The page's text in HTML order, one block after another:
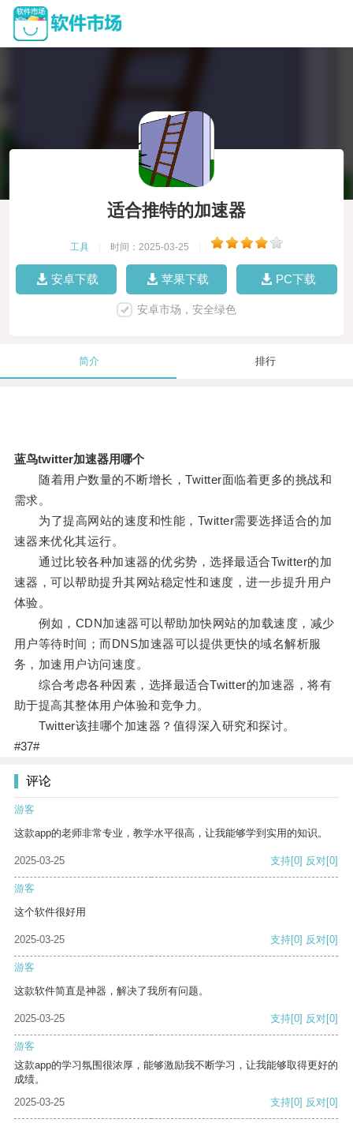
适合推特的加速器
工具 时间：2025-03-25
安卓下载 苹果下载 PC下载
安卓市场，安全绿色
简介 排行
蓝鸟twitter加速器用哪个
随着用户数量的不断增长，Twitter面临着更多的挑战和
需求。
为了提高网站的速度和性能，Twitter需要选择适合的加
速器来优化其运行。
通过比较各种加速器的优劣势，选择最适合Twitter的加
速器，可以帮助提升其网站稳定性和速度，进一步提升用户
体验。
例如，CDN加速器可以帮助加快网站的加载速度，减少
用户等待时间；而DNS加速器可以提供更快的域名解析服
务，加速用户访问速度。
综合考虑各种因素，选择最适合Twitter的加速器，将有
助于提高其整体用户体验和竞争力。
Twitter该挂哪个加速器？值得深入研究和探讨。
#37#
评论
游客
这款app的老师非常专业，教学水平很高，让我能够学到实用的知识。
2025-03-25 支持[0] 反对[0]
游客
这个软件很好用
2025-03-25 支持[0] 反对[0]
游客
这款软件简直是神器，解决了我所有问题。
2025-03-25 支持[0] 反对[0]
游客
这款app的学习氛围很浓厚，能够激励我不断学习，让我能够取得更好的
成绩。
2025-03-25
支持[0] 反对[0]